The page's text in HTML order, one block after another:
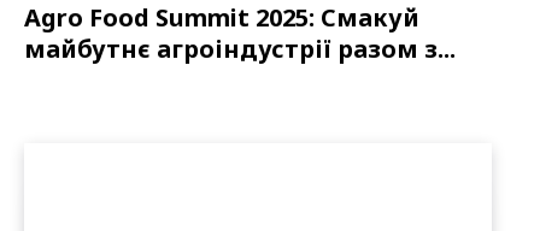
Agro Food Summit 2025: Смакуй
майбутнє агроіндустрії разом з...